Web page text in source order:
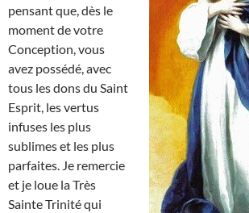
pensant que, dès le
moment de votre
Conception, vous
avez possédé, avec
tous les dons du Saint
Esprit, les vertus
infuses les plus
sublimes et les plus
parfaites. Je remercie
et je loue la Très
Sainte Trinité qui